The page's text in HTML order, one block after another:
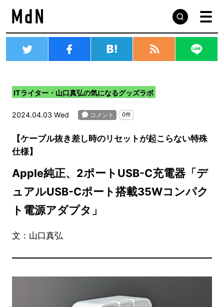
ITライター・山口真弘の気になるグッズラボ
2024.04.03 Wed
【ケーブル抜き差し時のリセットが起こらない特殊
仕様】
Apple純正、2ポートUSB-C充電器​​「デ
ュアルUSB-Cポート搭載35Wコンパク
ト電源アダプタ」
文：山口真弘